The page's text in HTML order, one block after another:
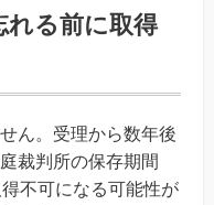
れる前に取得
ん。受理から数年後
裁判所の保存期間
不可になる可能性が